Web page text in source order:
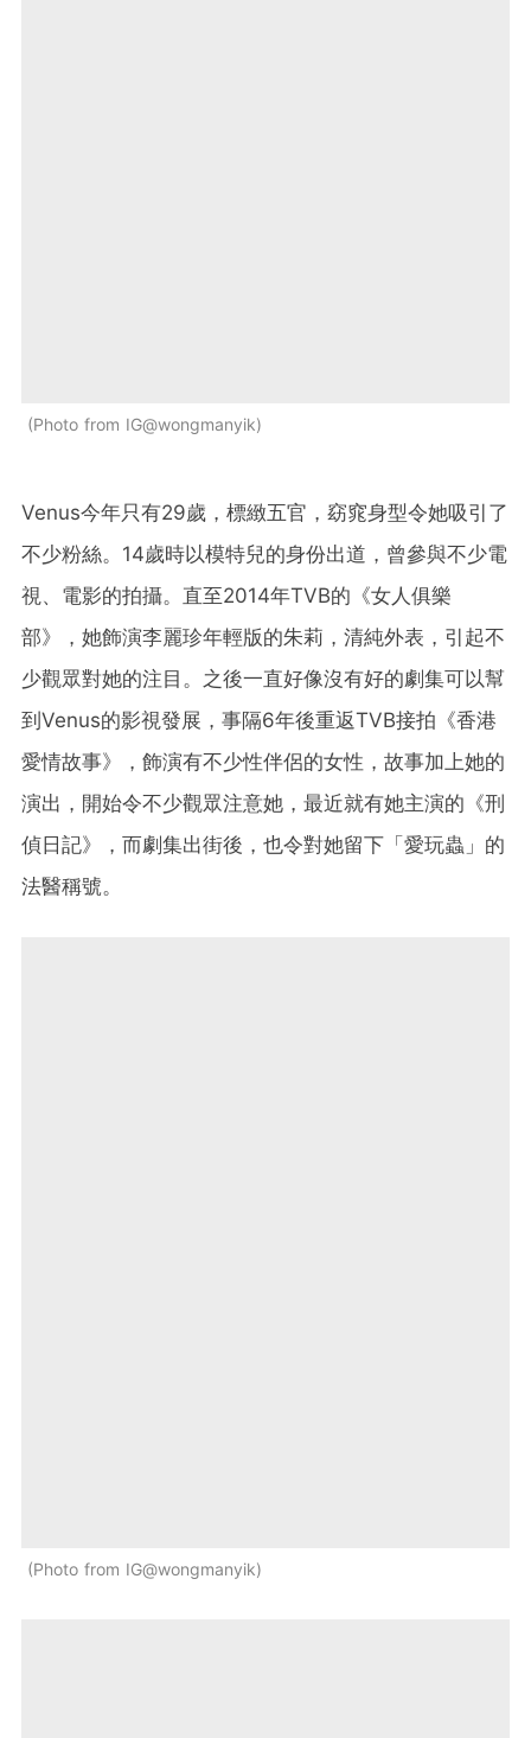
Photo from IG@wongmanyik
Venus今年只有29歲，標緻五官，窈窕身型令她吸引了
不少粉絲。14歲時以模特兒的身份出道，曾參與不少電
視、電影的拍攝。直至2014年TVB的《女人俱樂
部》，她飾演李麗珍年輕版的朱莉，清純外表，引起不
少觀眾對她的注目。之後一直好像沒有好的劇集可以幫
到Venus的影視發展，事隔6年後重返TVB接拍《香港
愛情故事》，飾演有不少性伴侶的女性，故事加上她的
演出，開始令不少觀眾注意她，最近就有她主演的《刑
偵日記》，而劇集出街後，也令對她留下「愛玩蟲」的
法醫稱號。
Photo from IG@wongmanyik